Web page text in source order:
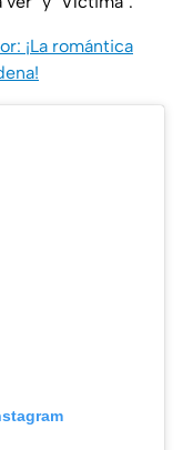
¡La romántica